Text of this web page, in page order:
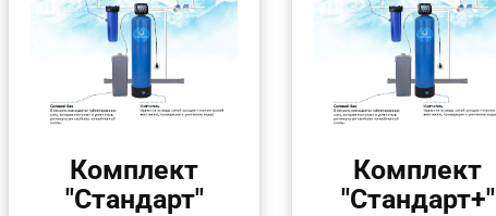
Комплект
"Стандарт"
Комплект
"Стандарт+"